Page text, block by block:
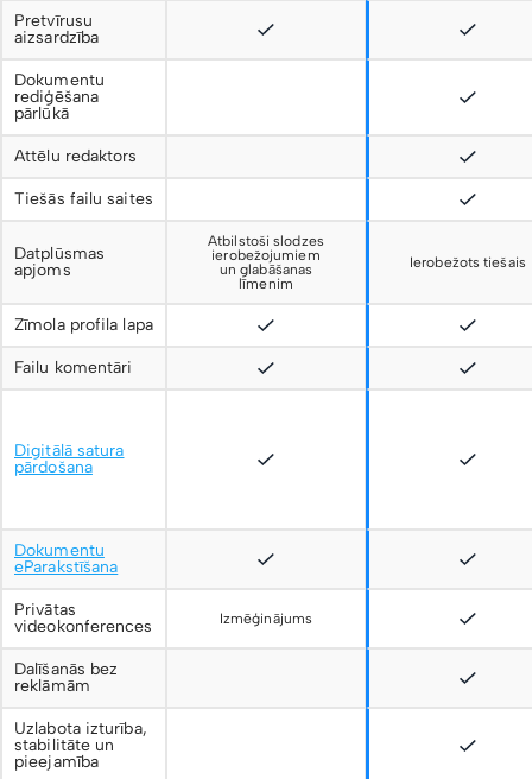
Pretvīrusu
aizsardzība
Dokumentu
rediģēšana
pārlūkā
Attēlu redaktors
Tiešās failu saites
Datplūsmas
apjoms
Atbilstoši slodzes
ierobežojumiem
un glabāšanas
līmenim
Ierobežots tiešais
Zīmola profila lapa
Failu komentāri
Digitālā satura
pārdošana
Dokumentu
eParakstīšana
Privātas
videokonferences
Izmēģinājums
Dalīšanās bez
reklāmām
Uzlabota izturība,
stabilitāte un
pieejamība